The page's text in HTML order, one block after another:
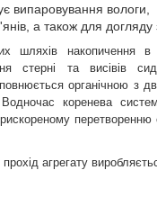
випаровування
а також для догляду
шляхів накопичення в
стерні та висівів
органічною з
коренева
перетворенню
агрегату